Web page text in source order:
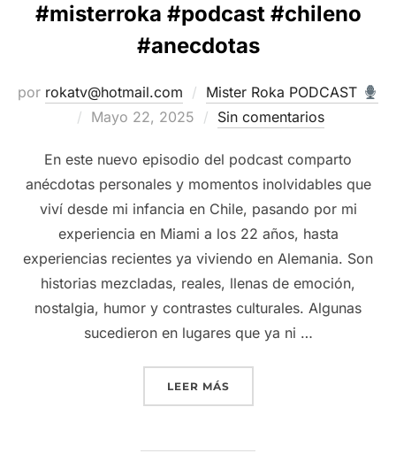
#misterroka #podcast #chileno
#anecdotas
por rokatv@hotmail.com
Mister Roka PODCAST
Publicado
Mayo 22, 2025 Sin comentarios
En este nuevo episodio del podcast comparto
anécdotas personales y momentos inolvidables que
viví desde mi infancia en Chile, pasando por mi
experiencia en Miami a los 22 años, hasta
experiencias recientes ya viviendo en Alemania. Son
historias mezcladas, reales, llenas de emoción,
nostalgia, humor y contrastes culturales. Algunas
sucedieron en lugares que ya ni …
LEER MÁS“ANÉCDOTAS DE UN